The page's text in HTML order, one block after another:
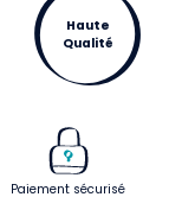
Haute
Qualité
Paiement sécurisé